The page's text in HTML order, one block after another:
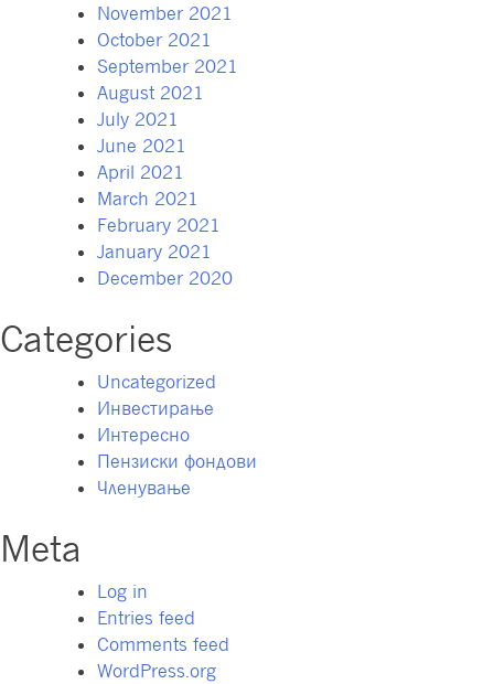
November 2021
October 2021
September 2021
August 2021
July 2021
June 2021
April 2021
March 2021
February 2021
January 2021
December 2020
Categories
Uncategorized
Инвестирање
Интересно
Пензиски фондови
Членување
Meta
Log in
Entries feed
Comments feed
WordPress.org